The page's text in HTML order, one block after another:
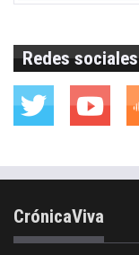
Redes sociales
CrónicaViva